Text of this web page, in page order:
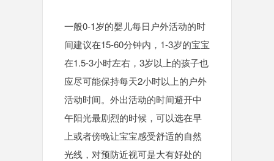
一般0-1岁的婴儿每日户外活动的时
间建议在15-60分钟内，1-3岁的宝宝
在1.5-3小时左右，3岁以上的孩子也
应尽可能保持每天2小时以上的户外
活动时间。外出活动的时间避开中
午阳光最剧烈的时候，可以选在早
上或者傍晚让宝宝感受舒适的自然
光线，对预防近视可是大有好处的